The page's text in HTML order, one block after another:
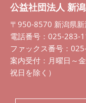
公益社団法人 新
〒950-8570 新潟県
電話番号：025-283-
ファックス番号：
案内受付：月曜日～
祝日を除く）